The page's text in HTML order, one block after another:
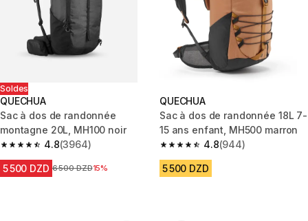
Soldes
QUECHUA
Sac à dos de randonnée
montagne 20L, MH100 noir
4.8
4.8 out of 5 stars from 3964 reviews
(3964)
5 500 DZD Prix avant la réduction
6 500 DZD15%
QUECHUA
Sac à dos de randonnée 18L 7-
15 ans enfant, MH500 marron
4.8
4.8 out of 5 stars from 944
(944)
5 500 DZD